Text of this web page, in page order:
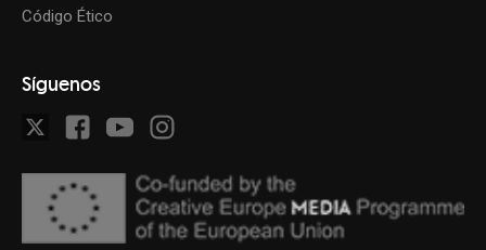
Código Ético
Síguenos